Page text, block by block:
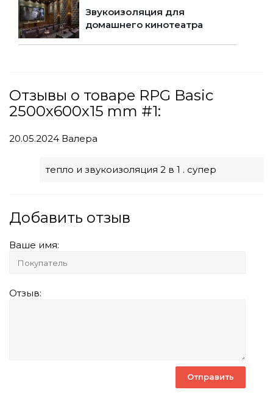
Звукоизоляция для
домашнего кинотеатра
Отзывы о товаре RPG Basic
2500х600х15 mm #1:
20.05.2024 Валера
тепло и звукоизоляция 2 в 1 . супер
Добавить отзыв
Ваше имя:
Отзыв: